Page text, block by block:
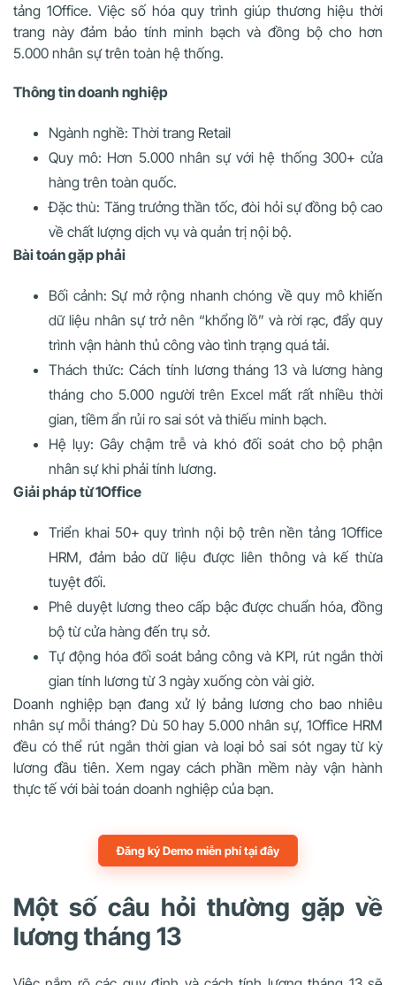
tảng 1Office. Việc số hóa quy trình giúp thương hiệu thời
trang này đảm bảo tính minh bạch và đồng bộ cho hơn
5.000 nhân sự trên toàn hệ thống.
Thông tin doanh nghiệp
Ngành nghề: Thời trang Retail
Quy mô: Hơn 5.000 nhân sự với hệ thống 300+ cửa
hàng trên toàn quốc.
Đặc thù: Tăng trưởng thần tốc, đòi hỏi sự đồng bộ cao
về chất lượng dịch vụ và quản trị nội bộ.
Bài toán gặp phải
Bối cảnh: Sự mở rộng nhanh chóng về quy mô khiến
dữ liệu nhân sự trở nên “khổng lồ” và rời rạc, đẩy quy
trình vận hành thủ công vào tình trạng quá tải.
Thách thức: Cách tính lương tháng 13 và lương hàng
tháng cho 5.000 người trên Excel mất rất nhiều thời
gian, tiềm ẩn rủi ro sai sót và thiếu minh bạch.
Hệ lụy: Gây chậm trễ và khó đối soát cho bộ phận
nhân sự khi phải tính lương.
Giải pháp từ 1Office
Triển khai 50+ quy trình nội bộ trên nền tảng 1Office
HRM, đảm bảo dữ liệu được liên thông và kế thừa
tuyệt đối.
Phê duyệt lương theo cấp bậc được chuẩn hóa, đồng
bộ từ cửa hàng đến trụ sở.
Tự động hóa đối soát bảng công và KPI, rút ngắn thời
gian tính lương từ 3 ngày xuống còn vài giờ.
Doanh nghiệp bạn đang xử lý bảng lương cho bao nhiêu
nhân sự mỗi tháng? Dù 50 hay 5.000 nhân sự, 1Office HRM
đều có thể rút ngắn thời gian và loại bỏ sai sót ngay từ kỳ
lương đầu tiên. Xem ngay cách phần mềm này vận hành
thực tế với bài toán doanh nghiệp của bạn.
Đăng ký Demo miễn phí tại đây
Một số câu hỏi thường gặp về
lương tháng 13